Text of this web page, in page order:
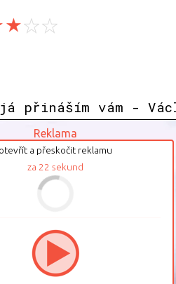
přináším vám -
Reklama
otevřít a přeskočit reklamu
za 21 sekund